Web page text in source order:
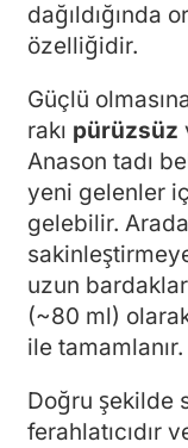
dağıldığında
özelliğidir.
Güçlü
rakı pürüzsüz
Anason tadı
yeni gelenler
gelebilir.
uzun
(~80 ml)
ile tamamlanır.
Doğru şekilde
ferahlatıcıdır